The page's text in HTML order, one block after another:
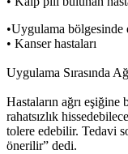
•Uygulama bölgesinde
• Kanser hastaları
Uygulama Sırasında
Hastaların ağrı eşiğine
rahatsızlık
tolere edebilir. Tedavi
önerilir” dedi.